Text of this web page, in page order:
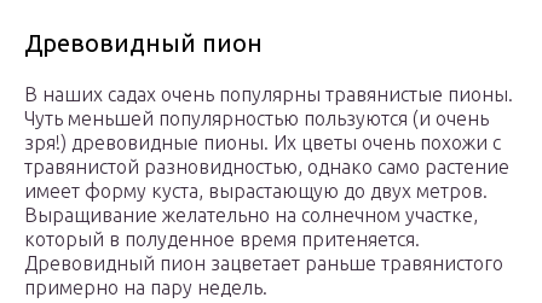
Древовидный пион
В наших садах очень популярны травянистые пионы.
Чуть меньшей популярностью пользуются (и очень
зря!) древовидные пионы. Их цветы очень похожи с
травянистой разновидностью, однако само растение
имеет форму куста, вырастающую до двух метров.
Выращивание желательно на солнечном участке,
который в полуденное время притеняется.
Древовидный пион зацветает раньше травянистого
примерно на пару недель.